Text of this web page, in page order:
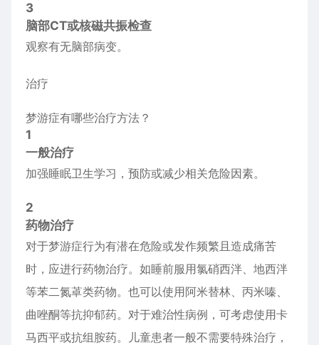
3
脑部CT或核磁共振检查
观察有无脑部病变。
治疗
梦游症有哪些治疗方法？
1
一般治疗
加强睡眠卫生学习，预防或减少相关危险因素。
2
药物治疗
对于梦游症行为有潜在危险或发作频繁且造成痛苦
时，应进行药物治疗。如睡前服用氯硝西泮、地西泮
等苯二氮䓬类药物。也可以使用阿米替林、丙米嗪、
曲唑酮等抗抑郁药。对于难治性病例，可考虑使用卡
马西平或抗组胺药。儿童患者一般不需要特殊治疗，